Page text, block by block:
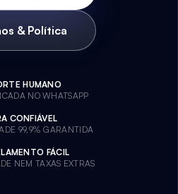
& Política
HUMANO
NO WHATSAPP
CONFIÁVEL
99,9% GARANTIDA
FÁCIL
NEM TAXAS EXTRAS